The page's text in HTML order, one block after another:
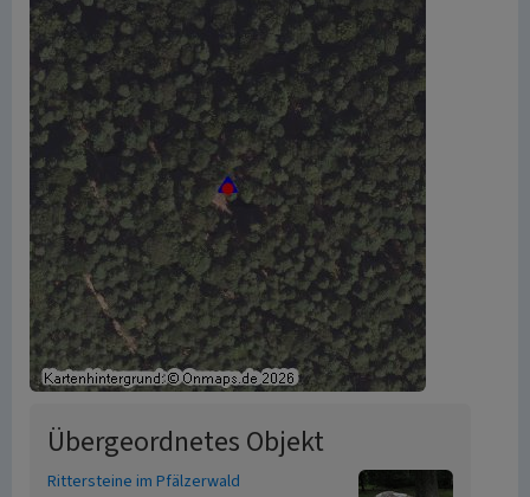
Übergeordnetes Objekt
Rittersteine im Pfälzerwald